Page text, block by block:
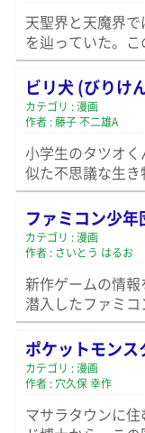
天聖界と天魔界
を辿っていた。
ビリ犬 (びりけ
カテゴリ : 漫画
作者 : 藤子 不二雄A
小学生のタツオ
似た不思議な生
ファミコン少
カテゴリ : 漫画
作者 : さいとう はるお
新作ゲームの情
潜入したファミ
ポケットモン
カテゴリ : 漫画
作者 : 穴久保 幸作
マサラタウンに